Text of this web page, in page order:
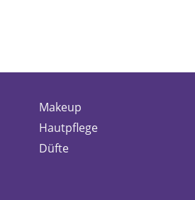
Makeup
Hautpflege
Düfte